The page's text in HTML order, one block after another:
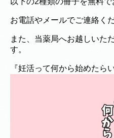
お電話やメールでご連絡く
また、当薬局へお越しいた
す。
『妊活って何から始めたら